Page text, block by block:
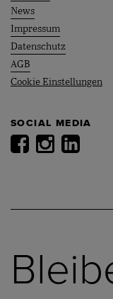
News
Impressum
Datenschutz
AGB
Cookie Einstellungen
SOCIAL MEDIA